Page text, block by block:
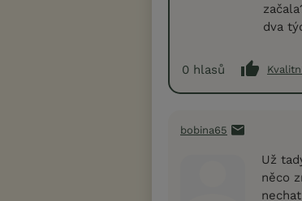
dva
0 hlasů
bobina65
Už
něco